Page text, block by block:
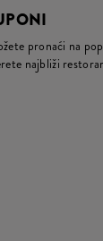
pronaći na
najbliži